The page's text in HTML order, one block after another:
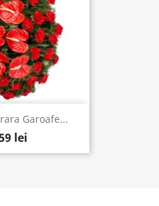
Garoafe...
lei